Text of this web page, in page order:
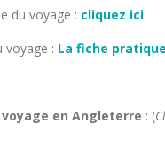
du voyage : cliquez ici
voyage : La fiche pratique
en Angleterre : (